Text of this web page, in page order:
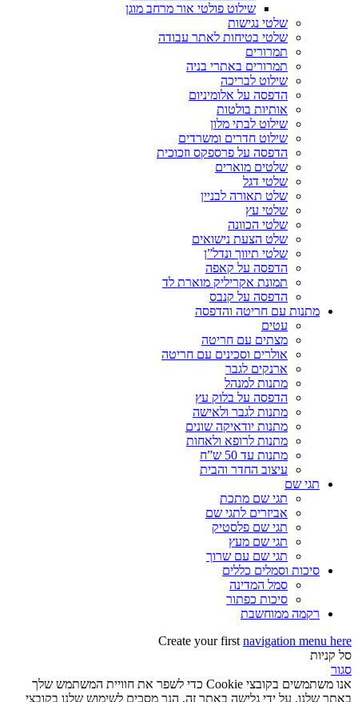
שילוט פולטי אור מרחב מוגן
שלטי נגישות
שלטי בטיחות לאתר עבודה
תמרורים
תמרורים באתרי בניה
שילוט לבריכה
הדפסה על אלומיניום
אותיות בולטות
שילוט לבתי מלון
שילוט חדרים ומשרדים
הדפסה על פרספקס וזכוכית
שלטים מוארים
שלטי דגל
שלט תאורה לבניין
שלטי עץ
שלטי הכוונה
שלט הצעת נישואים
שלטי תיווך ונדל”ן
הדפסה על קאפה
תמונת אקריליק מוארת לד
הדפסה על קנבס
מתנות עם חריטה והדפסה
עטים
מצתים עם חריטה
אולרים וסכינים עם חריטה
ארנקים לגבר
מתנות למנהל
הדפסה על בלוק עץ
מתנות לגבר ולאישה
מתנות יודאיקה שונים
מתנות לרופא ולאחות
מתנות עד 50 ש”ח
עיצוב החדר והבית
תגי שם
תגי שם מתכת
אביזרים לתגי שם
תגי שם פלסטיק
תגי שם מעץ
תגי שם עם שרוך
סיכות וסמלים כללים
סמל המדינה
סיכות כפתור
רקמה ממוחשבת
Create your first navigation menu here
סל קניות
סגור
אנו משתמשים בקובצי Cookie כדי לשפר את חוויית המשתמש שלך
באתר שלנו. על ידי גלישה באתר זה, הנך מסכים לשימוש שלנו בקובצי